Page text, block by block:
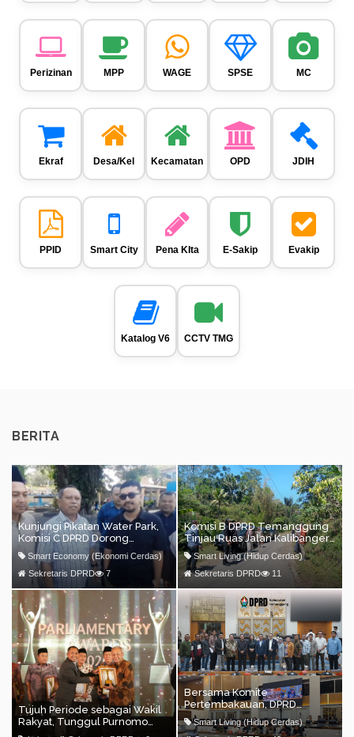
Perizinan MPP WAGE SPSE MC
Ekraf Desa/Kel Kecamatan OPD JDIH
PPID Smart City Pena KIta E-Sakip Evakip
Katalog V6 CCTV TMG
BERITA
Kunjungi Pikatan Water Park,
Komisi C DPRD Dorong
Pengembangan Wisata
Smart Economy (Ekonomi Cerdas)
Sekretaris DPRD
7
Komisi B DPRD Temanggung
Tinjau Ruas Jalan Kalibanger
(Ngadisepi)–Kemiriombo,
Dorong Percepatan
Penanganan Infrastruktur
Smart Living (Hidup Cerdas)
Sekretaris DPRD
11
Tujuh Periode sebagai Wakil
Rakyat, Tunggul Purnomo
Berpegang pada Politik
Bersama Komite
Pertembakauan, DPRD
Kabupaten Temanggung
Boyong Aspirasi Petani
Smart Living (Hidup Cerdas)